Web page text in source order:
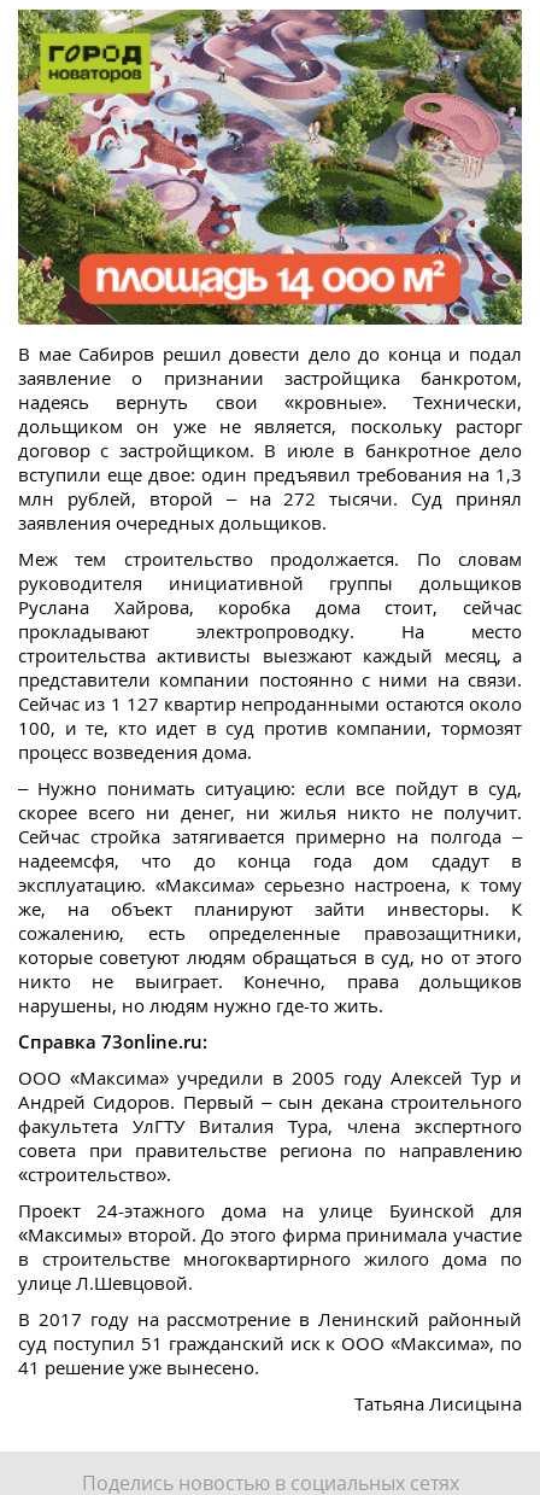
В мае Сабиров решил довести дело до конца и подал
заявление о признании застройщика банкротом,
надеясь вернуть свои «кровные». Технически,
дольщиком он уже не является, поскольку расторг
договор с застройщиком. В июле в банкротное дело
вступили еще двое: один предъявил требования на 1,3
млн рублей, второй – на 272 тысячи. Суд принял
заявления очередных дольщиков.
Меж тем строительство продолжается. По словам
руководителя инициативной группы дольщиков
Руслана Хайрова, коробка дома стоит, сейчас
прокладывают электропроводку. На место
строительства активисты выезжают каждый месяц, а
представители компании постоянно с ними на связи.
Сейчас из 1 127 квартир непроданными остаются около
100, и те, кто идет в суд против компании, тормозят
процесс возведения дома.
– Нужно понимать ситуацию: если все пойдут в суд,
скорее всего ни денег, ни жилья никто не получит.
Сейчас стройка затягивается примерно на полгода –
надеемсфя, что до конца года дом сдадут в
эксплуатацию. «Максима» серьезно настроена, к тому
же, на объект планируют зайти инвесторы. К
сожалению, есть определенные правозащитники,
которые советуют людям обращаться в суд, но от этого
никто не выиграет. Конечно, права дольщиков
нарушены, но людям нужно где-то жить.
Справка 73online.ru:
ООО «Максима» учредили в 2005 году Алексей Тур и
Андрей Сидоров. Первый – сын декана строительного
факультета УлГТУ Виталия Тура, члена экспертного
совета при правительстве региона по направлению
«строительство».
Проект 24-этажного дома на улице Буинской для
«Максимы» второй. До этого фирма принимала участие
в строительстве многоквартирного жилого дома по
улице Л.Шевцовой.
В 2017 году на рассмотрение в Ленинский районный
суд поступил 51 гражданский иск к ООО «Максима», по
41 решение уже вынесено.
Татьяна Лисицына
Поделись новостью в социальных сетях